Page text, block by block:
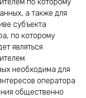
а также для
субъекта
по которому
являться
необходима для
оператора
общественно